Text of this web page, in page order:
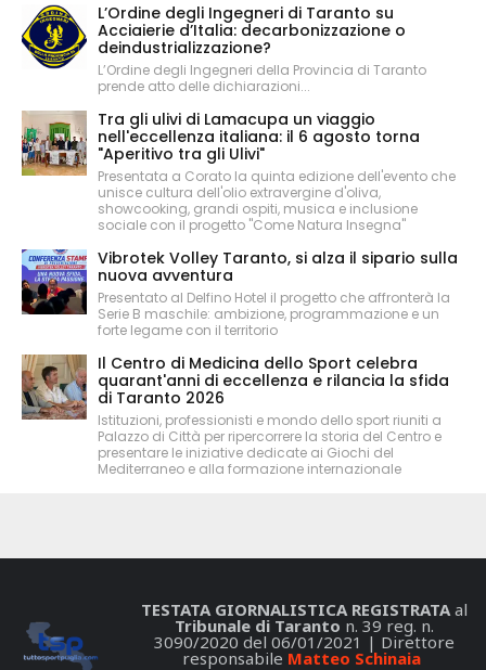
L’Ordine degli Ingegneri di Taranto su
Acciaierie d’Italia: decarbonizzazione o
deindustrializzazione?
L’Ordine degli Ingegneri della Provincia di Taranto
prende atto delle dichiarazioni...
Tra gli ulivi di Lamacupa un viaggio
nell'eccellenza italiana: il 6 agosto torna
"Aperitivo tra gli Ulivi"
Presentata a Corato la quinta edizione dell'evento che
unisce cultura dell'olio extravergine d'oliva,
showcooking, grandi ospiti, musica e inclusione
sociale con il progetto "Come Natura Insegna"
Vibrotek Volley Taranto, si alza il sipario sulla
nuova avventura
Presentato al Delfino Hotel il progetto che affronterà la
Serie B maschile: ambizione, programmazione e un
forte legame con il territorio
Il Centro di Medicina dello Sport celebra
quarant'anni di eccellenza e rilancia la sfida
di Taranto 2026
Istituzioni, professionisti e mondo dello sport riuniti a
Palazzo di Città per ripercorrere la storia del Centro e
presentare le iniziative dedicate ai Giochi del
Mediterraneo e alla formazione internazionale
TESTATA GIORNALISTICA REGISTRATAal
Tribunale di Taranto n. 39 reg. n.
3090/2020 del 06/01/2021 | Direttore
responsabile Matteo Schinaia